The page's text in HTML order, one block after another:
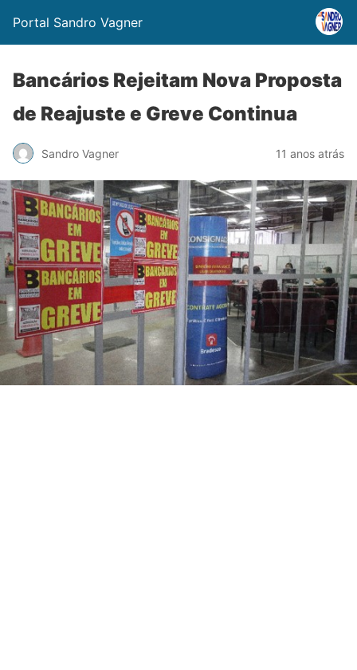
Portal Sandro Vagner
Bancários Rejeitam Nova Proposta
de Reajuste e Greve Continua
Sandro Vagner 11 anos atrás